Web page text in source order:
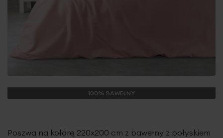
100% BAWEŁNY
Poszwa na kołdrę 220x200 cm z bawełny z połyskiem